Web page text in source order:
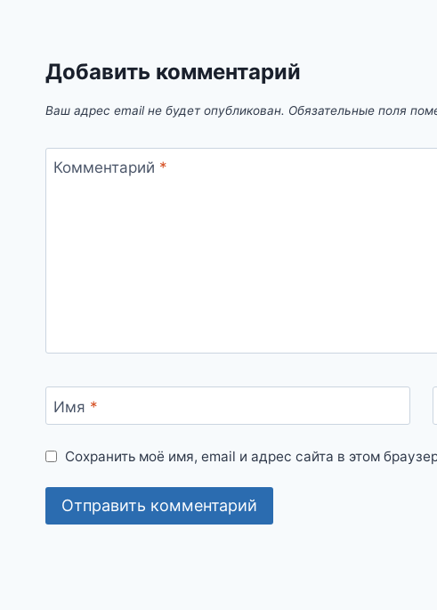
Добавить комментарий
Ваш адрес email не будет опубликован. Обязательные поля
Комментарий *
Имя *
Сохранить моё имя, email и адрес сайта в этом